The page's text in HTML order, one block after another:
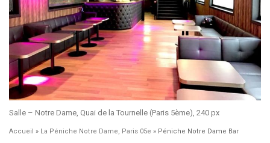
Salle – Notre Dame, Quai de la Tournelle (Paris 5ème), 240 px
Accueil » La Péniche Notre Dame, Paris 05e » Péniche Notre Dame Bar